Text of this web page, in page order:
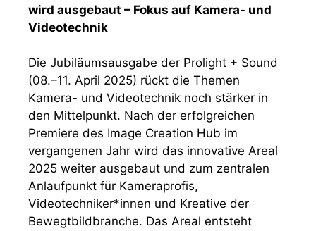
wird ausgebaut – Fokus auf Kamera- und
Videotechnik
Die Jubiläumsausgabe der Prolight + Sound
(08.–11. April 2025) rückt die Themen
Kamera- und Videotechnik noch stärker in
den Mittelpunkt. Nach der erfolgreichen
Premiere des Image Creation Hub im
vergangenen Jahr wird das innovative Areal
2025 weiter ausgebaut und zum zentralen
Anlaufpunkt für Kameraprofis,
Videotechniker*innen und Kreative der
Bewegtbildbranche. Das Areal entsteht